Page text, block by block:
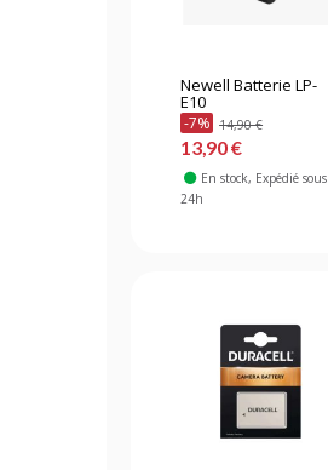
Newell Batterie LP-
E10
-7% 14,90 €
13,90 €
En stock, Expédié sous
24h